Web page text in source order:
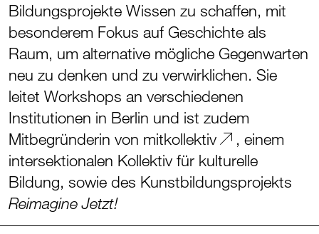
Bildungsprojekte Wissen zu schaffen, mit
besonderem Fokus auf Geschichte als
Raum, um alternative mögliche Gegenwarten
neu zu denken und zu verwirklichen. Sie
leitet Workshops an verschiedenen
Institutionen in Berlin und ist zudem
Mitbegründerin von mitkollektiv
, einem
intersektionalen Kollektiv für kulturelle
Bildung, sowie des Kunstbildungsprojekts
Reimagine Jetzt!